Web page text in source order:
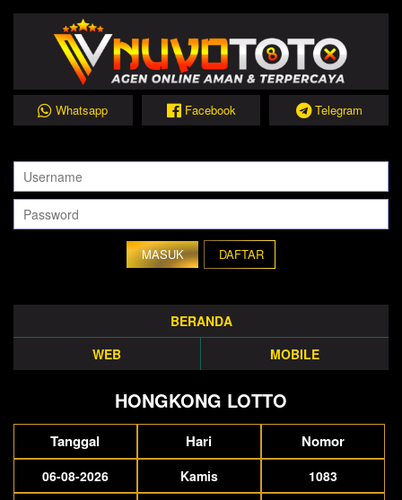
Whatsapp Facebook Telegram
DAFTAR
BERANDA
WEB
MOBILE
HONGKONG LOTTO
Tanggal Hari Nomor
06-08-2026 Kamis
1083